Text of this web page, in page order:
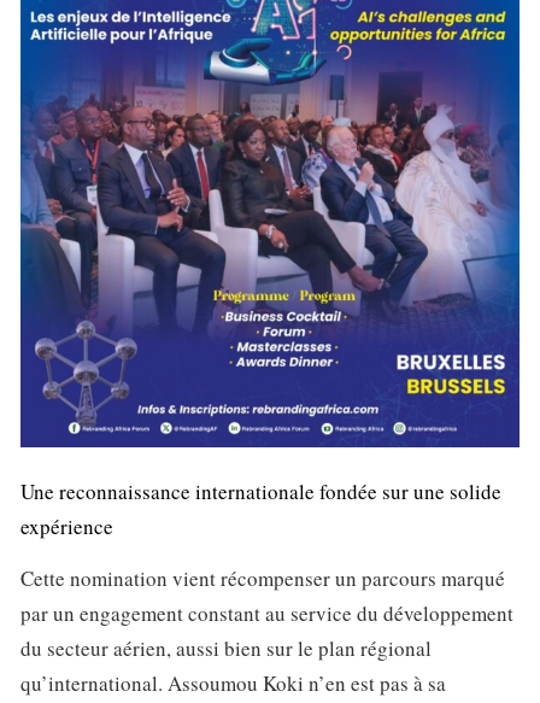
Une reconnaissance internationale fondée sur une solide
expérience
Cette nomination vient récompenser un parcours marqué
par un engagement constant au service du développement
du secteur aérien, aussi bien sur le plan régional
qu’international. Assoumou Koki n’en est pas à sa